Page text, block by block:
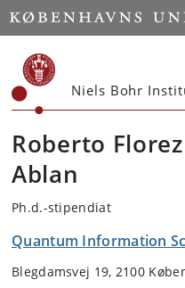
Start
Niels Bohr
Roberto Florez
Ablan
Ph.d.-stipendiat
Quantum Information
Blegdamsvej 19, 2100